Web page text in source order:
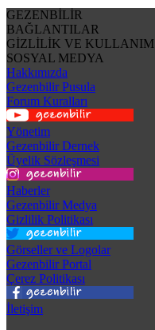
GEZENBİLİR
BAĞLANTILAR
GİZLİLİK VE KULLANIM
SOSYAL MEDYA
Hakkımızda
Gezenbilir Pusula
Forum Kuralları
Yönetim
Gezenbilir Dernek
Üyelik Sözleşmesi
Haberler
Gezenbilir Medya
Gizlilik Politikası
Görseller ve Logolar
Gezenbilir Portal
Çerez Politikası
İletişim